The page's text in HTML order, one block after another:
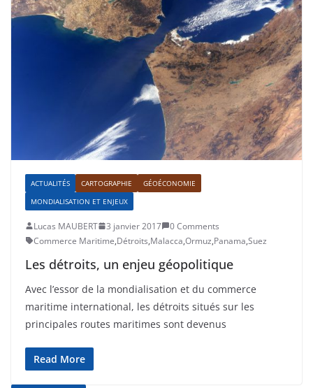
ACTUALITÉS CARTOGRAPHIE
GÉOÉCONOMIE
MONDIALISATION ET ENJEUX
Lucas MAUBERT 3 janvier 2017
0 Comments
Commerce Maritime,Détroits,Malacca,Ormuz,Panama,Suez
Les détroits, un enjeu géopolitique
Avec l’essor de la mondialisation et du commerce
maritime international, les détroits situés sur les
principales routes maritimes sont devenus
Read More